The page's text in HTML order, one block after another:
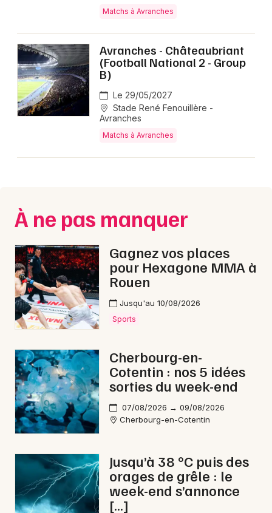
Matchs à Avranches
Avranches - Châteaubriant
(Football National 2 - Group
B)
Le 29/05/2027
Stade René Fenouillère -
Avranches
Matchs à Avranches
À ne pas manquer
Gagnez vos places
pour Hexagone MMA à
Rouen
Jusqu'au 10/08/2026
Sports
Cherbourg-en-
Cotentin : nos 5 idées
sorties du week-end
07/08/2026 → 09/08/2026
Cherbourg-en-Cotentin
Jusqu’à 38 °C puis des
orages de grêle : le
week-end s’annonce
[…]